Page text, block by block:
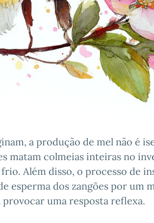
a produção de mel não é
matam colmeias inteiras no
Além disso, o processo de
esperma dos zangões por
provocar uma resposta reflexa.